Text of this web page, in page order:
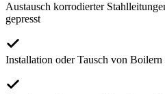
Austausch korrodierter
gepresst
Installation oder Tausch von Boilern